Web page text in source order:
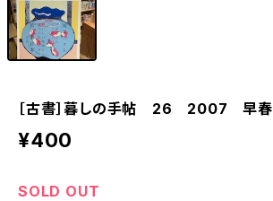
［古書］暮しの手帖 26 2007 早春
¥400
SOLD OUT